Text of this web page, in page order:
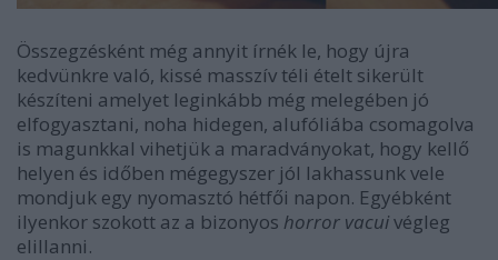
Összegzésként még annyit írnék le, hogy újra
kedvünkre való, kissé masszív téli ételt sikerült
készíteni amelyet leginkább még melegében jó
elfogyasztani, noha hidegen, alufóliába csomagolva
is magunkkal vihetjük a maradványokat, hogy kellő
helyen és időben mégegyszer jól lakhassunk vele
mondjuk egy nyomasztó hétfői napon. Egyébként
ilyenkor szokott az a bizonyos horror vacuivégleg
elillanni.